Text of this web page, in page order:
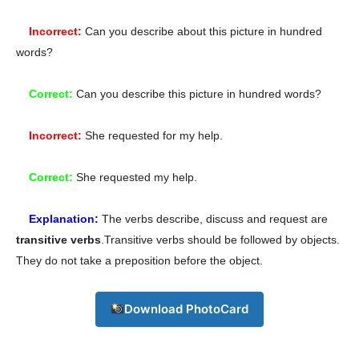
Company
Subscription Plans
Incorrect: Can you describe about this picture in hundred
words?
Correct: Can you describe this picture in hundred words?
Incorrect: She requested for my help.
Correct: She requested my help.
Explanation: The verbs describe, discuss and request are
transitive verbs Transitive verbs should be followed by objects.
They do not take a preposition before the object.
Download PhotoCard